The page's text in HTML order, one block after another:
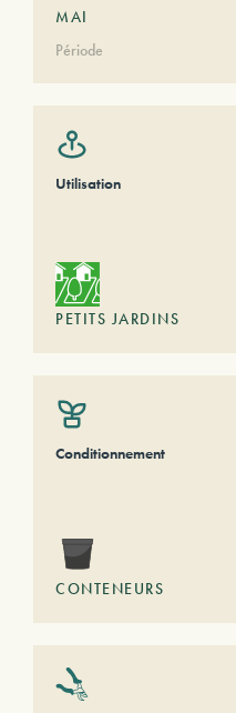
MAI
Période
Utilisation
PETITS JARDINS
Conditionnement
CONTENEURS